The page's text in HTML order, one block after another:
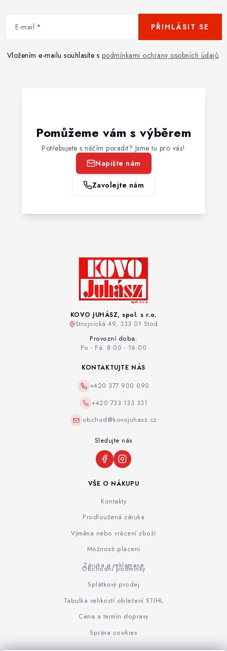
E-mail
Vložením e-mailu souhlasíte s podmínkami ochrany osobních údajů.
PŘIHLÁSIT SE
Pomůžeme vám s výběrem
Potřebujete s něčím poradit? Jsme tu pro vás!
Napište nám
Zavolejte nám
KOVO JUHÁSZ, spol. s r.o.
Strojnická 49, 333 01 Stod
Provozní doba:
Po - Pá: 8:00 - 16:00
VŠE O NÁKUPU
Kontakty
Prodloužená záruka
Výměna nebo vrácení zboží
Možnosti placení
Záruka a reklamace
Obchodní podmínky
Splátkový prodej
Tabulka velikostí oblečení STIHL
Cena a termín dopravy
Správa cookies
KONTAKTUJTE NÁS
+420 377 900 090
+420 733 133 331
obchod@kovojuhasz.cz
Sledujte nás